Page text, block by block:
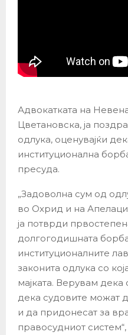
Адвокатката на
Цветановска, ја
одлука, оценувајќи
институционална
пресуда.
„Задоволна сум од
во Охрид и на
ја потврди
долгогодишната
институционалните
законита одлука со
мајката. Верувам
дека судовите можат
и да придонесат за
правосудниот